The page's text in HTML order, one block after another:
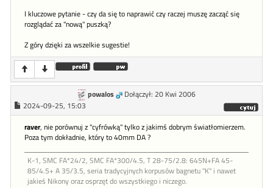
I kluczowe pytanie - czy da się to naprawić czy raczej muszę zacząć się
rozglądać za "nową" puszką?
Z góry dzięki za wszelkie sugestie!
powalos
Dołączył: 20 Kwi 2006
2024-09-25, 15:03
raver, nie porównuj z "cyfrówką" tylko z jakimś dobrym światłomierzem.
Poza tym dokładnie, który to 40mm DA ?
K-1, SMC FA*24/2, SMC FA*300/4.5, T 28-75/2.8: 645N+FA 45-
85/4.5+ A 35/3.5, seria tradycyjnych korpusów bagnetu "K" i nawet
jakieś Nikony oraz osprzęt do wszystkiego i niczego.